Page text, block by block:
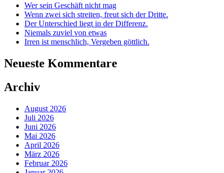
Wer sein Geschäft nicht mag
Wenn zwei sich streiten, freut sich der Dritte.
Der Unterschied liegt in der Differenz.
Niemals zuviel von etwas
Irren ist menschlich, Vergeben göttlich.
Neueste Kommentare
Archiv
August 2026
Juli 2026
Juni 2026
Mai 2026
April 2026
März 2026
Februar 2026